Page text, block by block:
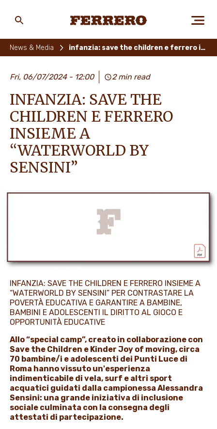
PERSONE E AMBIENTE
I NOSTRI PRODOTTI
LAVORA CON NOI
PROMOZIONI
NEWS & MEDIA
main
News & Media infanzia: save the children e ferrero insieme a "waterworld by sensini"
Fri, 06/07/2024 - 12:00 2 min read
INFANZIA: SAVE THE
CHILDREN E FERRERO
INSIEME A
“WATERWORLD BY
SENSINI”
INFANZIA: SAVE THE CHILDREN E FERRERO INSIEME A
“WATERWORLD BY SENSINI” PER CONTRASTARE LA
POVERTÀ EDUCATIVA E GARANTIRE A BAMBINE,
BAMBINI E ADOLESCENTI IL DIRITTO AL GIOCO E
OPPORTUNITÀ EDUCATIVE
Allo “special camp”, creato in collaborazione con
Save the Children e Kinder Joy of moving, circa
70 bambine/i e adolescenti dei Punti Luce di
Roma hanno vissuto un'esperienza
indimenticabile di vela, surf e altri sport
acquatici guidati dalla campionessa Alessandra
Sensini: una grande iniziativa di inclusione
sociale culminata con la consegna degli
attestati di partecipazione.